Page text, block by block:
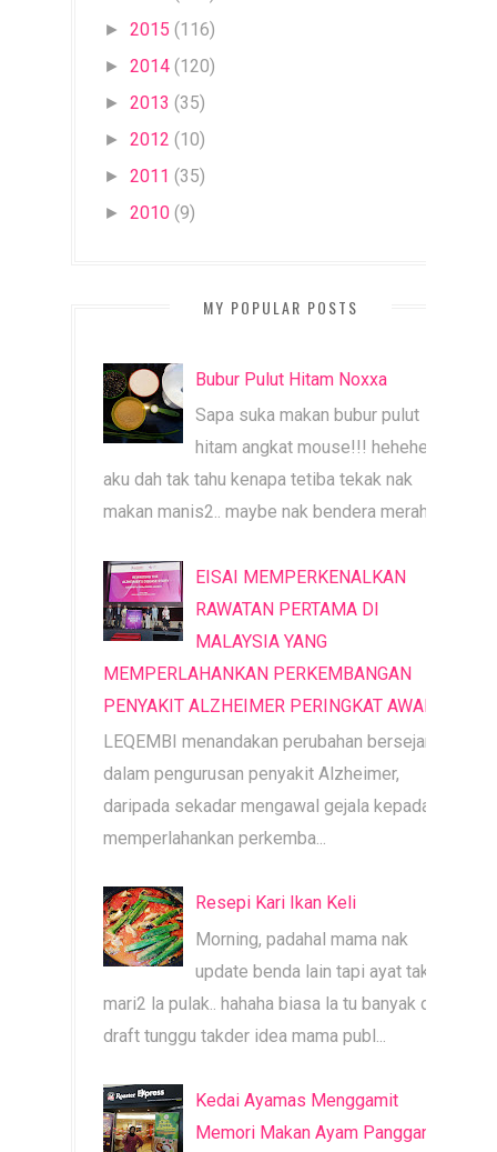
► 2015 (116)
► 2014 (120)
► 2013 (35)
► 2012 (10)
► 2011 (35)
► 2010 (9)
MY POPULAR POSTS
Bubur Pulut Hitam Noxxa
Sapa suka makan bubur pulut
hitam angkat mouse!!! heheheh
aku dah tak tahu kenapa tetiba tekak nak
makan manis2.. maybe nak bendera merah b...
EISAI MEMPERKENALKAN
RAWATAN PERTAMA DI
MALAYSIA YANG
MEMPERLAHANKAN PERKEMBANGAN
PENYAKIT ALZHEIMER PERINGKAT AWAL
LEQEMBI menandakan perubahan bersejarah
dalam pengurusan penyakit Alzheimer,
daripada sekadar mengawal gejala kepada
memperlahankan perkemba...
Resepi Kari Ikan Keli
Morning, padahal mama nak
update benda lain tapi ayat tak
mari2 la pulak.. hahaha biasa la tu banyak dah
draft tunggu takder idea mama publ...
Kedai Ayamas Menggamit
Memori Makan Ayam Panggang